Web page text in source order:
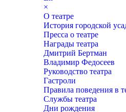
×
О театре
История городской
Пресса о театре
Награды театра
Дмитрий Бертман
Владимир Федосеев
Руководство театра
Гастроли
Правила поведения в
Службы театра
Дни рождения